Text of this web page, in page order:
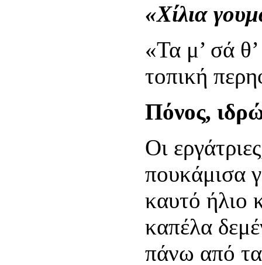
«Χίλια
«Τα μ’ σά
τοπική
Πόνος,
Οι
πουκάμισα
καυτό ήλιο
καπέλα
πάνω από